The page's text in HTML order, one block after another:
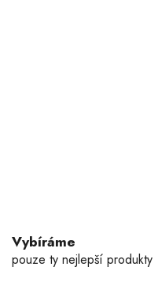
Vybíráme
pouze ty nejlepší produkty